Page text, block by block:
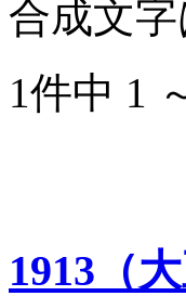
合成文
1件中 1
1913（